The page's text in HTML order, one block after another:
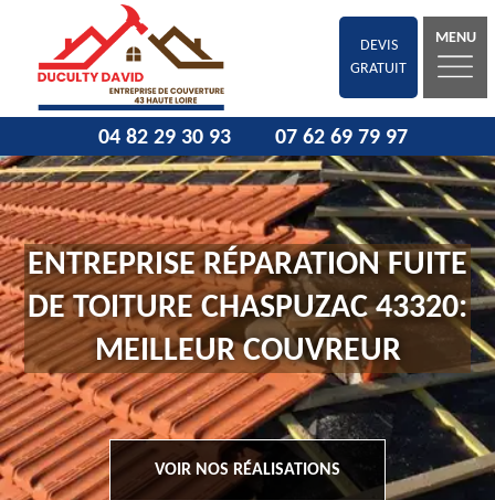
DEVIS
GRATUIT
MENU
04 82 29 30 93 07 62 69 79 97
ENTREPRISE RÉPARATION FUITE
DE TOITURE CHASPUZAC 43320:
MEILLEUR COUVREUR
VOIR NOS RÉALISATIONS